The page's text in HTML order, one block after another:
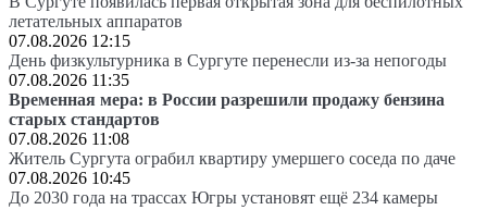
летательных аппаратов
07.08.2026 12:15
День физкультурника в Сургуте перенесли из-за непогоды
07.08.2026 11:35
Временная мера: в России разрешили продажу бензина
старых стандартов
07.08.2026 11:08
Житель Сургута ограбил квартиру умершего соседа по даче
07.08.2026 10:45
До 2030 года на трассах Югры установят ещё 234 камеры